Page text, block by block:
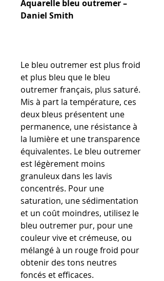
Aquarelle bleu outremer –
Daniel Smith
Le bleu outremer est plus froid
et plus bleu que le bleu
outremer français, plus saturé.
Mis à part la température, ces
deux bleus présentent une
permanence, une résistance à
la lumière et une transparence
équivalentes. Le bleu outremer
est légèrement moins
granuleux dans les lavis
concentrés. Pour une
saturation, une sédimentation
et un coût moindres, utilisez le
bleu outremer pur, pour une
couleur vive et crémeuse, ou
mélangé à un rouge froid pour
obtenir des tons neutres
foncés et efficaces.